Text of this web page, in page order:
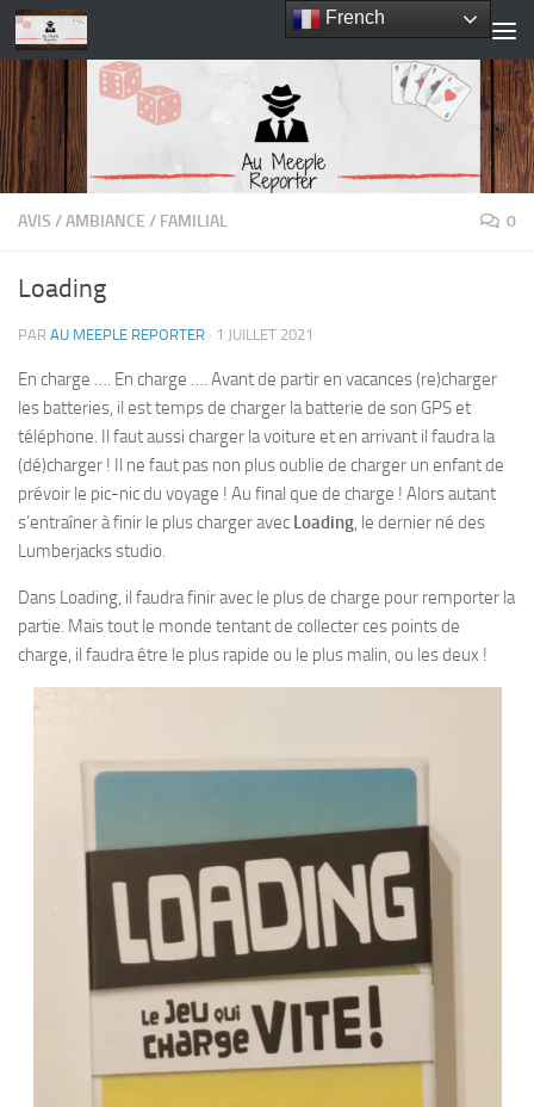
Skip to content
AVIS /AMBIANCE / FAMILIAL 0
Loading
PAR AU MEEPLE REPORTER · 1 JUILLET 2021
En charge …. En charge …. Avant de partir en vacances (re)charger
les batteries, il est temps de charger la batterie de son GPS et
téléphone. Il faut aussi charger la voiture et en arrivant il faudra la
(dé)charger ! Il ne faut pas non plus oublie de charger un enfant de
prévoir le pic-nic du voyage ! Au final que de charge ! Alors autant
s’entraîner à finir le plus charger avec Loading, le dernier né des
Lumberjacks studio.
Dans Loading, il faudra finir avec le plus de charge pour remporter la
partie. Mais tout le monde tentant de collecter ces points de
charge, il faudra être le plus rapide ou le plus malin, ou les deux !
French